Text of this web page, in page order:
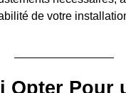
de votre
Opter Pour